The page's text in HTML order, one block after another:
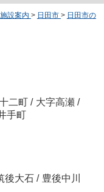
設案内 > 日田市 > 日田市の
二町 / 大字高瀬 /
手町
後大石 / 豊後中川